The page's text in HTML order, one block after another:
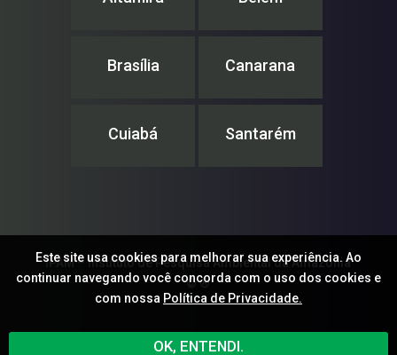
Brasília Canarana
Cuiabá Santarém
IPAM – Instituto de Pesquisa Ambiental da Amazônia
© ®
Este site usa cookies para melhorar sua experiência. Ao
continuar navegando você concorda com o uso dos cookies e
com nossa Política de Privacidade.
OK, ENTENDI.